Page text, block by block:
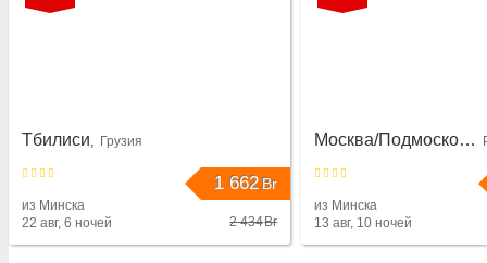
Без питания
2 642
3 233
Завтрак
2 246
2 383
Тбилиси Грузия
из Минска
22 авг, 6 ночей
1 662 Br
2 434Br
Москва/Подмосковье
из Минска
13 авг, 10 ночей